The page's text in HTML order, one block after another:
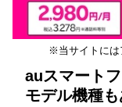
※当サイトには
auスマート
モデル機種も